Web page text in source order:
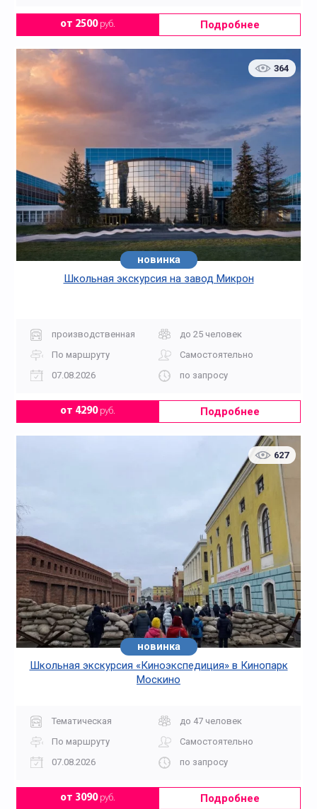
от 2500руб. Подробнее
364
новинка
Школьная экскурсия на завод Микрон
производственная
до 25 человек
По маршруту
Самостоятельно
07.08.2026
по запросу
от 4290руб. Подробнее
627
новинка
Школьная экскурсия «Киноэкспедиция» в Кинопарк
Москино
Тематическая
до 47 человек
По маршруту
Самостоятельно
07.08.2026
по запросу
от 3090руб. Подробнее